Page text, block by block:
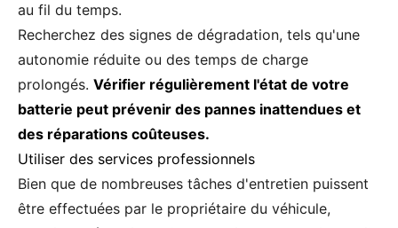
au fil du temps.
Recherchez des signes de dégradation, tels qu'une
autonomie réduite ou des temps de charge
prolongés. Vérifier régulièrement l'état de votre
batterie peut prévenir des pannes inattendues et
des réparations coûteuses.
Utiliser des services professionnels
Bien que de nombreuses tâches d'entretien puissent
être effectuées par le propriétaire du véhicule,